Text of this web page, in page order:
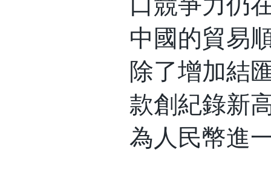
中國的貿易
除了增加結
款創紀錄新
為人民幣進